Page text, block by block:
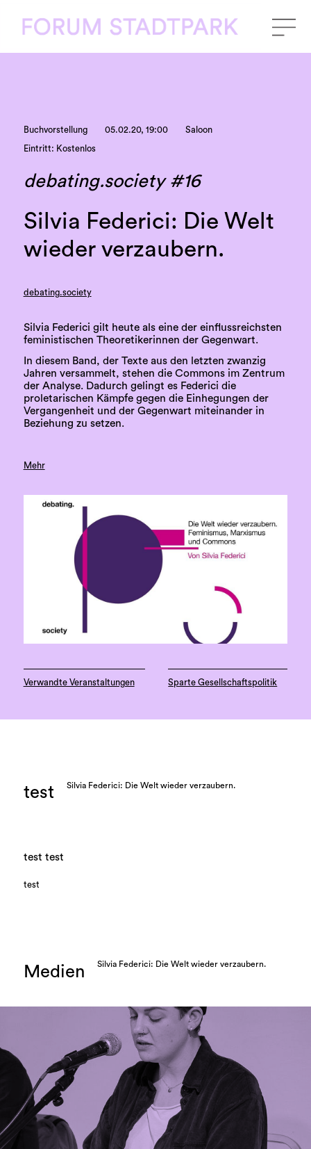
Buchvorstellung 05.02.20, 19:00 Saloon
Eintritt: Kostenlos
debating.society #16
Silvia Federici: Die Welt
wieder verzaubern.
debating.society
Silvia Federici gilt heute als eine der einflussreichsten
feministischen Theoretikerinnen der Gegenwart.
In diesem Band, der Texte aus den letzten zwanzig
Jahren versammelt, stehen die Commons im Zentrum
der Analyse. Dadurch gelingt es Federici die
proletarischen Kämpfe gegen die Einhegungen der
Vergangenheit und der Gegenwart miteinander in
Beziehung zu setzen.
Mehr
Verwandte Veranstaltungen Sparte Gesellschaftspolitik
test Silvia Federici: Die Welt wieder verzaubern.
test test
test
Medien Silvia Federici: Die Welt wieder verzaubern.